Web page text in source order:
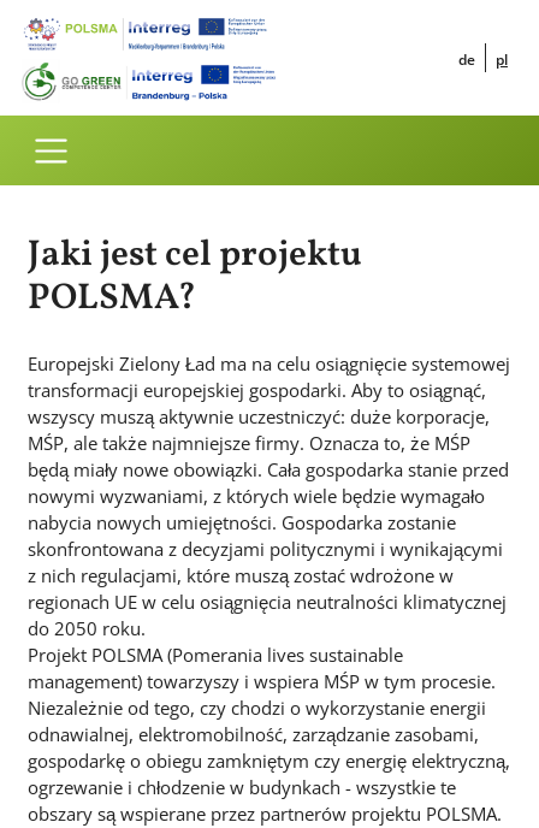
Przejdź do treści
Startseite
Jaki jest cel projektu
POLSMA?
Europejski Zielony Ład ma na celu osiągnięcie systemowej
transformacji europejskiej gospodarki. Aby to osiągnąć,
wszyscy muszą aktywnie uczestniczyć: duże korporacje,
MŚP, ale także najmniejsze firmy. Oznacza to, że MŚP
będą miały nowe obowiązki. Cała gospodarka stanie przed
nowymi wyzwaniami, z których wiele będzie wymagało
nabycia nowych umiejętności. Gospodarka zostanie
skonfrontowana z decyzjami politycznymi i wynikającymi
z nich regulacjami, które muszą zostać wdrożone w
regionach UE w celu osiągnięcia neutralności klimatycznej
do 2050 roku.
Projekt POLSMA (Pomerania lives sustainable
management) towarzyszy i wspiera MŚP w tym procesie.
Niezależnie od tego, czy chodzi o wykorzystanie energii
odnawialnej, elektromobilność, zarządzanie zasobami,
gospodarkę o obiegu zamkniętym czy energię elektryczną,
ogrzewanie i chłodzenie w budynkach - wszystkie te
obszary są wspierane przez partnerów projektu POLSMA.